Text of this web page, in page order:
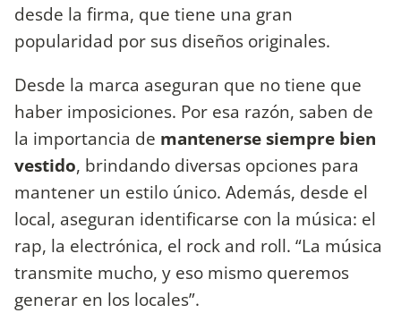
desde la firma, que tiene una gran
popularidad por sus diseños originales.
Desde la marca aseguran que no tiene que
haber imposiciones. Por esa razón, saben de
la importancia de mantenerse siempre bien
vestido, brindando diversas opciones para
mantener un estilo único. Además, desde el
local, aseguran identificarse con la música: el
rap, la electrónica, el rock and roll. “La música
transmite mucho, y eso mismo queremos
generar en los locales”.